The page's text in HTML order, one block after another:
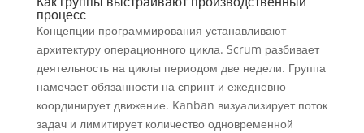
процесс
Концепции программирования устанавливают
архитектуру операционного цикла. Scrum разбивает
деятельность на циклы периодом две недели. Группа
намечает обязанности на спринт и ежедневно
координирует движение. Kanban визуализирует поток
задач и лимитирует количество одновременной